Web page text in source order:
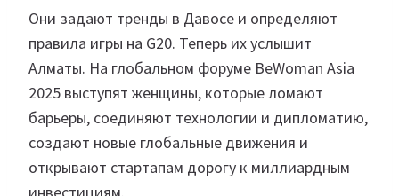
Они задают тренды в Давосе и определяют
правила игры на G20. Теперь их услышит
Алматы. На глобальном форуме BeWoman Asia
2025 выступят женщины, которые ломают
барьеры, соединяют технологии и дипломатию,
создают новые глобальные движения и
открывают стартапам дорогу к миллиардным